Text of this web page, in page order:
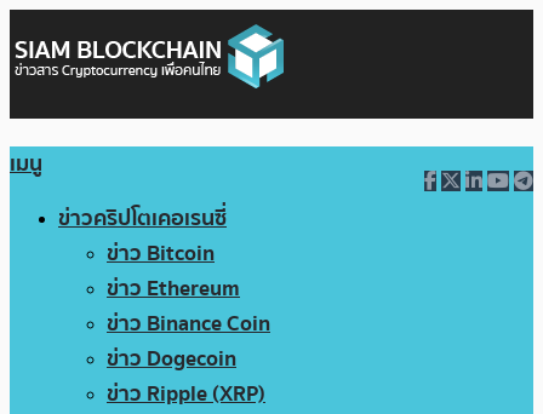
เมนู
ข่าวคริปโตเคอเรนซี่
ข่าว Bitcoin
ข่าว Ethereum
ข่าว Binance Coin
ข่าว Dogecoin
ข่าว Ripple (XRP)